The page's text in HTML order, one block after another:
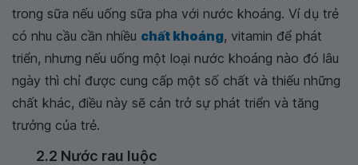
trong sữa nếu uống sữa pha với nước khoáng. Ví dụ trẻ
có nhu cầu cần nhiều chất khoáng, vitamin để phát
triển, nhưng nếu uống một loại nước khoáng nào đó lâu
ngày thì chỉ được cung cấp một số chất và thiếu những
chất khác, điều này sẽ cản trở sự phát triển và tăng
trưởng của trẻ.
2.2 Nước rau luộc